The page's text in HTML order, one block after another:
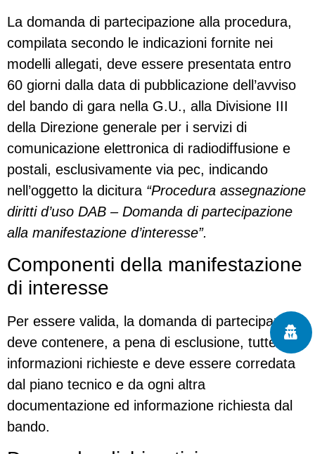
La domanda di partecipazione alla procedura,
compilata secondo le indicazioni fornite nei
modelli allegati, deve essere presentata entro
60 giorni dalla data di pubblicazione dell’avviso
del bando di gara nella G.U., alla Divisione III
della Direzione generale per i servizi di
comunicazione elettronica di radiodiffusione e
postali, esclusivamente via pec, indicando
nell’oggetto la dicitura “Procedura assegnazione
diritti d’uso DAB – Domanda di partecipazione
alla manifestazione d’interesse”.
Componenti della manifestazione
di interesse
Per essere valida, la domanda di partecipazione
deve contenere, a pena di esclusione, tutte le
informazioni richieste e deve essere corredata
dal piano tecnico e da ogni altra
documentazione ed informazione richiesta dal
bando.